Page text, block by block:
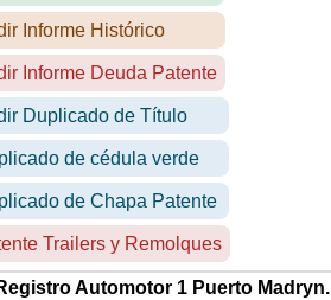
Informe Histórico
Informe Deuda Patente
Duplicado de Título
de cédula verde
de Chapa Patente
Trailers y Remolques
Automotor 1 Puerto Madryn.